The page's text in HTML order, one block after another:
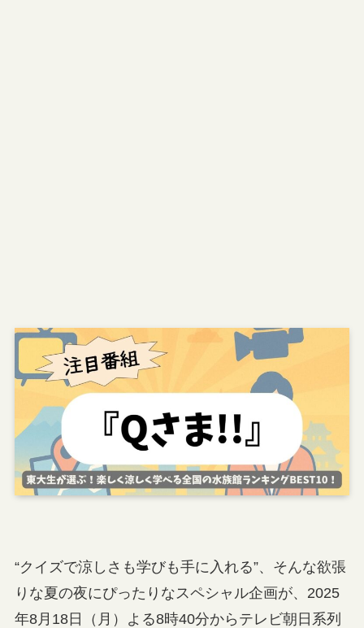
“クイズで涼しさも学びも手に入れる”、そんな欲張
りな夏の夜にぴったりなスペシャル企画が、2025
年8月18日（月）よる8時40分からテレビ朝日系列